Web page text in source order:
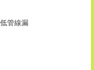
管線漏